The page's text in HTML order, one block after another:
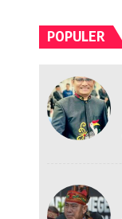
POPULER